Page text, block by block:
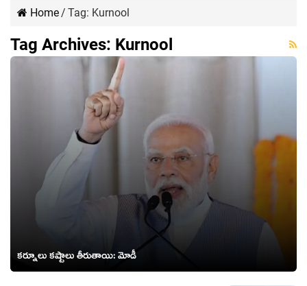
Home/ Tag: Kurnool
Tag Archives: Kurnool
క‌ర్నూలు క‌ష్టాలు తీరుతాయి: మోడీ